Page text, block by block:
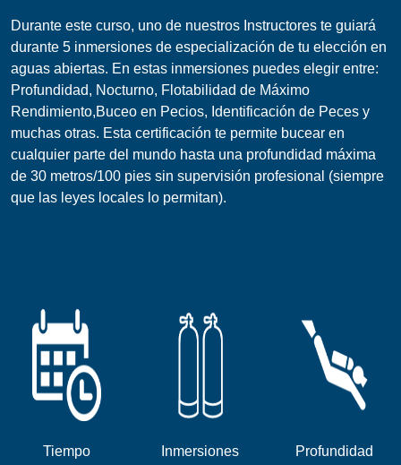
Durante este curso, uno de nuestros Instructores te guiará
durante 5 inmersiones de especialización de tu elección en
aguas abiertas. En estas inmersiones puedes elegir entre:
Profundidad, Nocturno, Flotabilidad de Máximo
Rendimiento,Buceo en Pecios, Identificación de Peces y
muchas otras. Esta certificación te permite bucear en
cualquier parte del mundo hasta una profundidad máxima
de 30 metros/100 pies sin supervisión profesional (siempre
que las leyes locales lo permitan).
Tiempo Inmersiones Profundidad